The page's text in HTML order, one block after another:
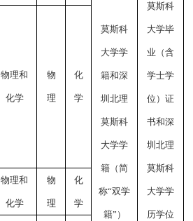
莫斯科
大学学
籍和深
圳北理
莫斯科
大学学
籍（简
称“双学
籍” ）
莫斯科
大学毕
业（含
学士学
位）证
书和深
圳北理
莫斯科
大学学
历学位
物理和
化学
物
理
化
学
物理和
化学
物
理
化
学